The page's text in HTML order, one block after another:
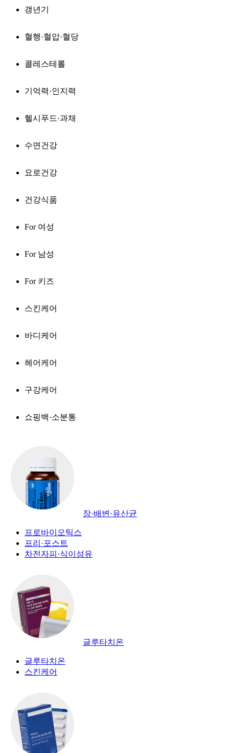
갱년기
혈행·혈압·혈당
콜레스테롤
기억력·인지력
헬시푸드·과채
수면건강
요로건강
건강식품
For 여성
For 남성
For 키즈
스킨케어
바디케어
헤어케어
구강케어
쇼핑백·소분통
장·배변·유산균
프로바이오틱스
프리·포스트
차전자피·식이섬유
글루타치온
글루타치온
스킨케어